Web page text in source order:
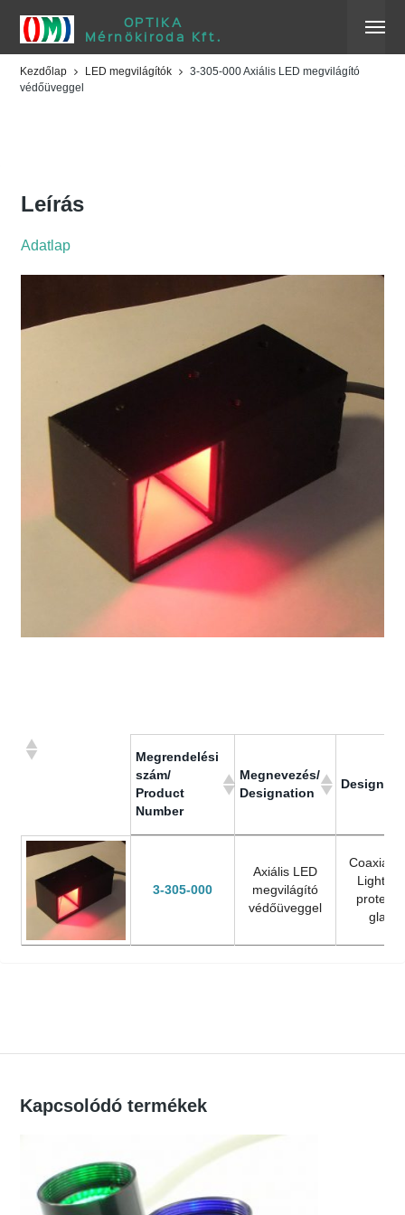
OPTIKA
Mérnökiroda Kft.
Kezdőlap LED megvilágítók
3-305-000 Axiális LED megvilágító
védőüveggel
megvilágító védőüveggel
Leírás
Adatlap
Megrendelési
szám/
Product
Number
Megnevezés/
Designation
Number
3-305-000
Axiális LED
megvilágító
védőüveggel
Coaxial
Light
glass
Kapcsolódó termékek